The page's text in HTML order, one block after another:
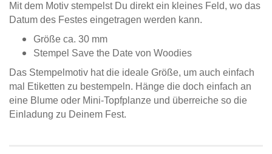
Mit dem Motiv stempelst Du direkt ein kleines Feld, wo das
Datum des Festes eingetragen werden kann.
Größe ca. 30 mm
Stempel Save the Date von Woodies
Das Stempelmotiv hat die ideale Größe, um auch einfach
mal Etiketten zu bestempeln. Hänge die doch einfach an
eine Blume oder Mini-Topfplanze und überreiche so die
Einladung zu Deinem Fest.